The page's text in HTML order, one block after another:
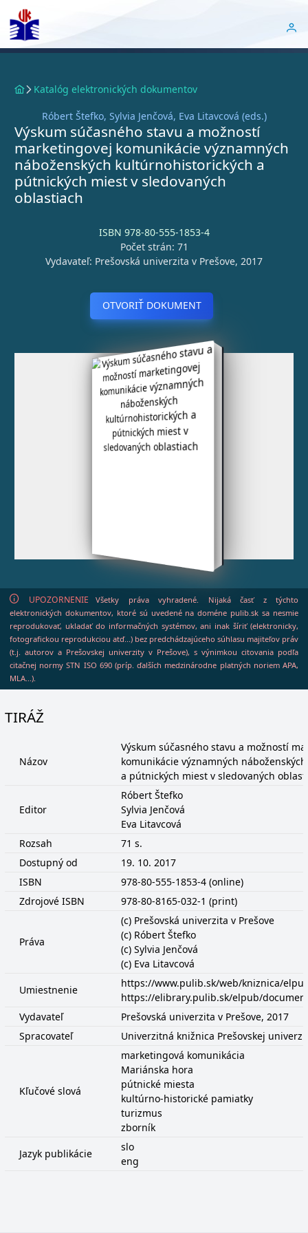
Katalóg elektronických dokumentov
Róbert Štefko, Sylvia Jenčová, Eva Litavcová (eds.)
Výskum súčasného stavu a možností
marketingovej komunikácie významných
náboženských kultúrnohistorických a
pútnických miest v sledovaných
oblastiach
ISBN 978-80-555-1853-4
Počet strán: 71
Vydavateľ: Prešovská univerzita v Prešove, 2017
OTVORIŤ DOKUMENT
UPOZORNENIE
Všetky práva vyhradené. Nijaká časť z týchto
elektronických dokumentov, ktoré sú uvedené na doméne pulib.sk sa nesmie
reprodukovať, ukladať do informačných systémov, ani inak šíriť (elektronicky,
fotografickou reprodukciou atď...) bez predchádzajúceho súhlasu majiteľov práv
(t.j. autorov a Prešovskej univerzity v Prešove), s výnimkou citovania podľa
citačnej normy STN ISO 690 (príp. ďalších medzinárodne platných noriem APA,
MLA...).
TIRÁŽ
Názov
Výskum súčasného stavu a možností
komunikácie významných
a pútnických miest v sledovaných
Editor
Róbert Štefko
Sylvia Jenčová
Eva Litavcová
Rozsah
71 s.
Dostupný od
19. 10. 2017
ISBN
978-80-555-1853-4 (online)
Zdrojové ISBN
978-80-8165-032-1 (print)
Práva
(c) Prešovská univerzita v Prešove
(c) Róbert Štefko
(c) Sylvia Jenčová
(c) Eva Litavcová
Umiestnenie
https://www.pulib.sk/web/kniznica/
https://elibrary.pulib.sk/elpub/
Vydavateľ
Prešovská univerzita v Prešove, 2017
Spracovateľ
Univerzitná knižnica Prešovskej
Kľučové slová
marketingová komunikácia
Mariánska hora
pútnické miesta
kultúrno-historické pamiatky
turizmus
zborník
Jazyk publikácie
slo
eng